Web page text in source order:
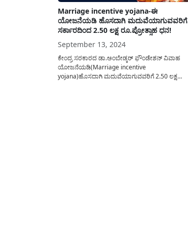
Marriage incentive yojana-ಈ
ಯೋಜನೆಯಡಿ ಹೊಸದಾಗಿ ಮದುವೆಯಾಗುವವರಿಗೆ
ಸರ್ಕಾರದಿಂದ 2.50 ಲಕ್ಷ ರೂ.ಪ್ರೋತ್ಸಾಹ ಧನ!
September 13, 2024
ಕೇಂದ್ರ ಸರಕಾರದ ಡಾ.ಅಂಬೇಡ್ಕರ್ ಫೌಂಡೇಶನ್ ವಿವಾಹ
ಯೋಜನೆಯಡಿ(Marriage incentive
yojana)ಹೊಸದಾಗಿ ಮದುವೆಯಾಗುವವರಿಗೆ 2.50 ಲಕ್ಷ